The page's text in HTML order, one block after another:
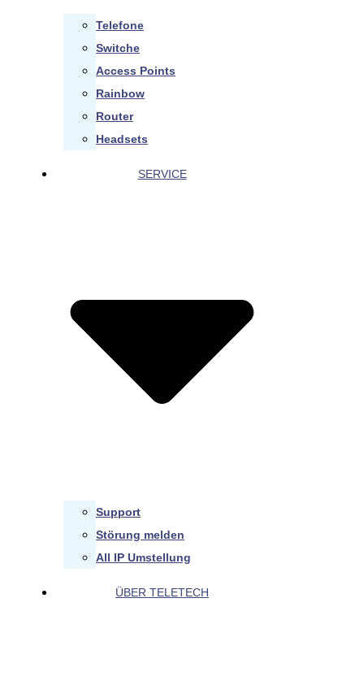
Telefone
Switche
Access Points
Rainbow
Router
Headsets
SERVICE
Support
Störung melden
All IP Umstellung
ÜBER TELETECH